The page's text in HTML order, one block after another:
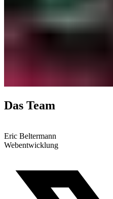
Das Team
Eric Beltermann
Webentwicklung